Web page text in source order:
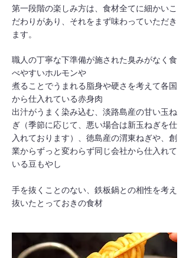
第一段階の楽しみ方は、食材全てに細かいこ
だわりがあり、それをまず味わっていただき
ます。
職人の丁寧な下準備が施された臭みがなく食
べやすいホルモンや
煮ることでうまれる脂身や硬さを考えて各国
から仕入れている赤身肉
出汁がうまく染み込む、淡路島産の甘い玉ね
ぎ（季節に応じて、悪い場合は新玉ねぎを仕
入れております）、徳島産の渭東ねぎや、創
業からずっと変わらず同じ会社から仕入れて
いる豆もやし
​手を抜くことのない、鉄板鍋との相性を考え
抜いたとっておきの食材